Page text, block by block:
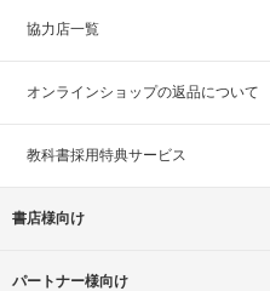
協力店一覧
オンラインショップの返品について
教科書採用特典サービス
書店様向け
パートナー様向け